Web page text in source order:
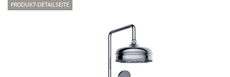
PRODUKT-DETAILSEITE